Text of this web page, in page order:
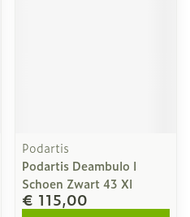
Podartis
Podartis Deambulo l
Schoen Zwart 43 Xl
€ 115,00